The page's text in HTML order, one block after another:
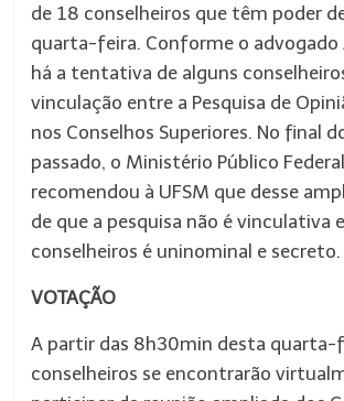
de 18 conselheiros que têm poder
quarta-feira. Conforme o advogado
há a tentativa de alguns
vinculação entre a Pesquisa de
nos Conselhos Superiores. No final
passado, o Ministério Público
recomendou à UFSM que desse
de que a pesquisa não é vinculativa
conselheiros é uninominal e secreto.
VOTAÇÃO
A partir das 8h30min desta quarta-
conselheiros se encontrarão